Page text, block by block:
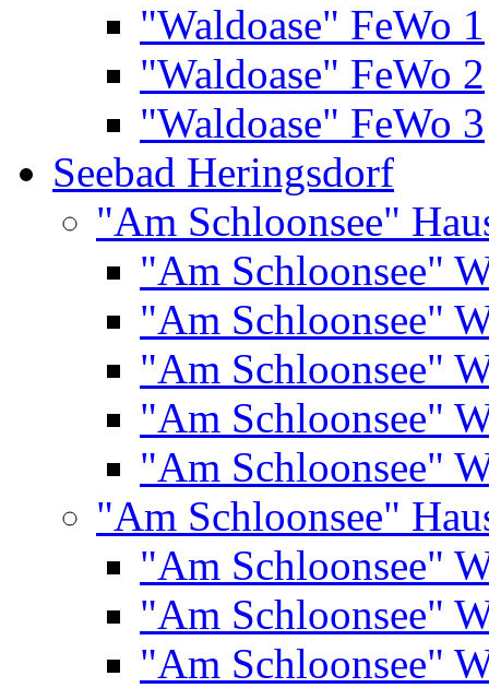
"Waldoase" FeWo 1
"Waldoase" FeWo 2
"Waldoase" FeWo 3
Seebad Heringsdorf
"Am Schloonsee"
"Am Schloonsee"
"Am Schloonsee"
"Am Schloonsee"
"Am Schloonsee"
"Am Schloonsee"
"Am Schloonsee"
"Am Schloonsee"
"Am Schloonsee"
"Am Schloonsee"